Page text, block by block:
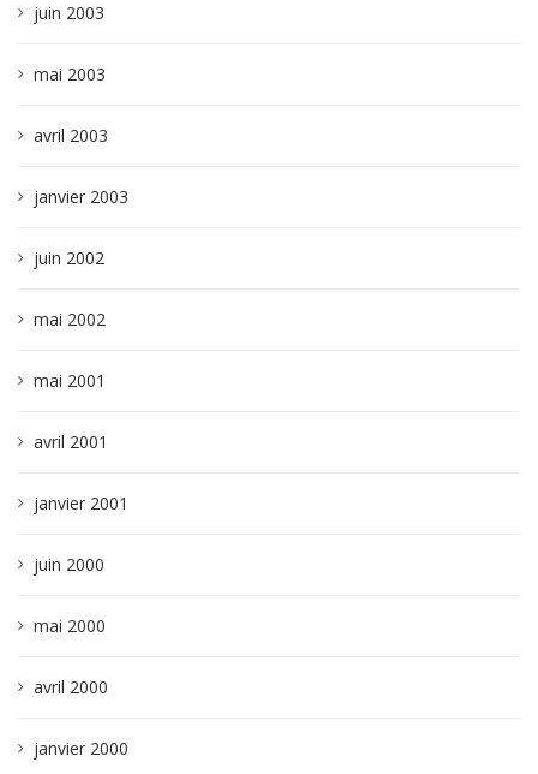
juin 2003
mai 2003
avril 2003
janvier 2003
juin 2002
mai 2002
mai 2001
avril 2001
janvier 2001
juin 2000
mai 2000
avril 2000
janvier 2000